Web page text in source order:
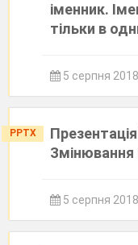
іменник.
тільки в
5 серпня 2018
PPTX
Змінювання
5 серпня 2018